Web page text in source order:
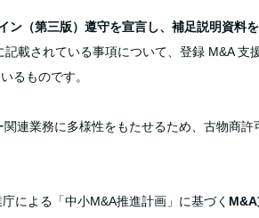
ン（第三版）遵守を宣言し、補足説明資料
載されている事項について、登録 M&A
るものです。
連業務に多様性をもたせるため、古物商
による「中小M&A推進計画」に基づく